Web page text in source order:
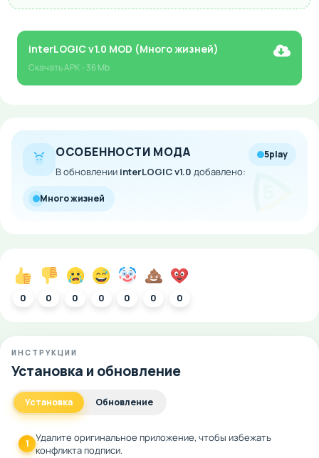
interLOGIC v1.0 MOD (Много жизней)
СкачатьAPK- 36 Mb
ОСОБЕННОСТИ МОДА
В обновлении interLOGIC v1.0 добавлено:
5play
Много жизней
0 0 0 0 0 0 0
ИНСТРУКЦИИ
Установка и обновление
Установка Обновление
1 Удалите оригинальное приложение, чтобы избежать
конфликта подписи.